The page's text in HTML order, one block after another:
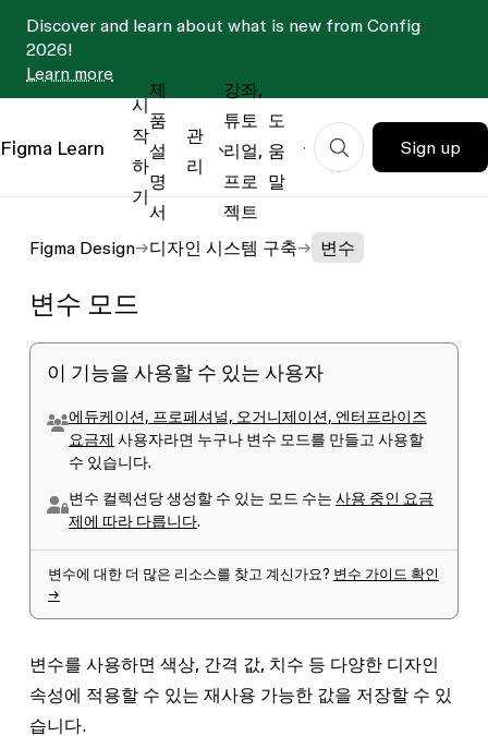
Discover and learn about what is new from Config
2026!
Learn more
Figma Learn
시
작
하
기
제
품
설
명
서
관
리
강좌,
튜토
리얼,
프로
젝트
도
움
말
Sign up
Figma Design 디자인 시스템 구축 변수
변수 모드
이 기능을 사용할 수 있는 사용자
에듀케이션, 프로페셔널, 오거니제이션, 엔터프라이즈
요금제 사용자라면 누구나 변수 모드를 만들고 사용할
수 있습니다.
변수 컬렉션당 생성할 수 있는 모드 수는 사용 중인 요금
제에 따라 다릅니다.
변수에 대한 더 많은 리소스를 찾고 계신가요? 변수 가이드 확인
→
변수를 사용하면 색상, 간격 값, 치수 등 다양한 디자인
속성에 적용할 수 있는 재사용 가능한 값을 저장할 수 있
습니다.